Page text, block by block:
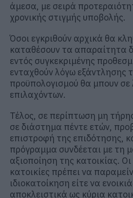
άμεσα, με σειρά
χρονικής στιγμής υποβολής.
Όσοι εγκριθούν αρχικά θα
καταθέσουν τα απαραίτητα
εντός συγκεκριμένης
ενταχθούν λόγω εξάντλησης
προϋπολογισμού θα μπουν σε
επιλαχόντων.
Τέλος, σε περίπτωση μη
σε διάστημα πέντε ετών,
επιστροφή της επιδότησης,
πρόγραμμα συνδέεται με τη
αξιοποίηση της κατοικίας. Οι
κατοικίες πρέπει να
ιδιοκατοίκηση είτε να
αποκλειστικά ως κύρια